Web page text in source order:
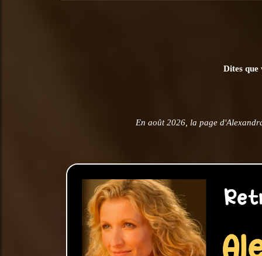
Dites que
En août 2026, la page